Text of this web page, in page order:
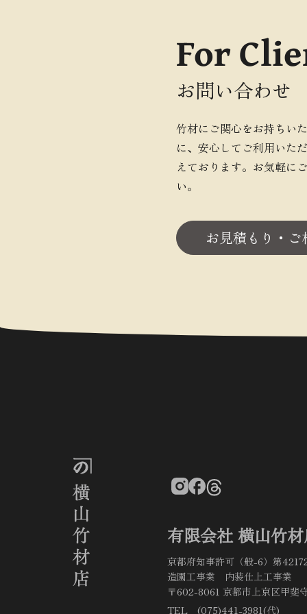
For
お問い合わせ
竹材にご関心をお持ちい
に、安心してご利用いた
えております。お気軽に
い。
お見積もり・ご
有限会社 横山竹
京都府知事許可（般-6）第
造園工事業 内装仕上工事業
〒602-8061 京都市上京区甲斐
TEL (075)441-3981(代)